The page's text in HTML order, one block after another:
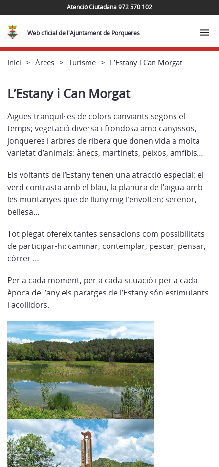
Atenció Ciutadana 972 570 102
Web oficial de l'Ajuntament de Porqueres
Inici Àrees Turisme L’Estany i Can Morgat
L’Estany i Can Morgat
Aigües tranquil·les de colors canviants segons el
temps; vegetació diversa i frondosa amb canyissos,
jonqueres i arbres de ribera que donen vida a molta
varietat d’animals: ànecs, martinets, peixos, amfibis…
Els voltants de l’Estany tenen una atracció especial: el
verd contrasta amb el blau, la planura de l’aigua amb
les muntanyes que de lluny mig l’envolten; serenor,
bellesa…
Tot plegat ofereix tantes sensacions com possibilitats
de participar-hi: caminar, contemplar, pescar, pensar,
córrer …
Per a cada moment, per a cada situació i per a cada
època de l’any els paratges de l’Estany són estimulants
i acollidors.